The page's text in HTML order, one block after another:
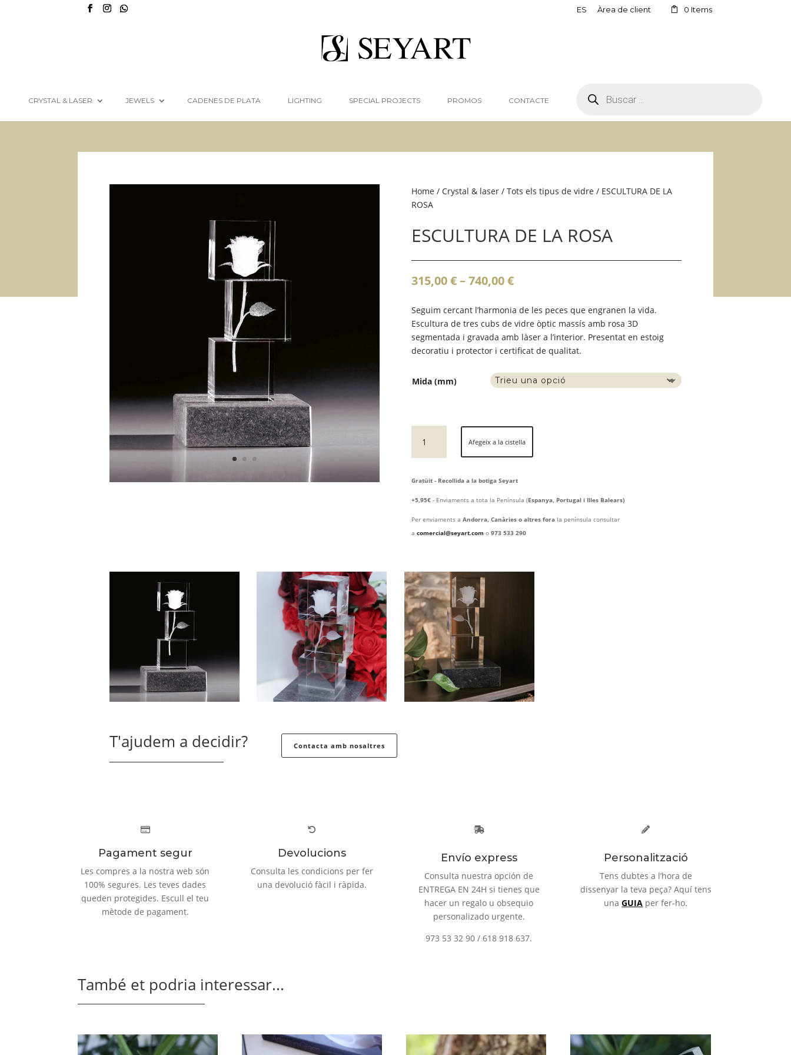
ES Àrea de client 0 Items
CRYSTAL & LASER JEWELS CADENES DE PLATA LIGHTING SPECIAL PROJECTS PROMOS CONTACTE SEARCH
Home/ Crystal & laser/ Tots els tipus de vidre/ ESCULTURA DE LA
ROSA
ESCULTURA DE LA ROSA
315,00€–740,00€Interval
preus:
315,00 €
a
740,00 €
Seguim cercant l’harmonia de les peces que engranen la vida.
Escultura de tres cubs de vidre òptic massís amb rosa 3D
segmentada i gravada amb làser a l’interior. Presentat en estoig
decoratiu i protector i certificat de qualitat.
Mida (mm)
ESCULTURA
LA
ROSA
Afegeix a la cistella
Gratüit - Recollida a la botiga Seyart
+5,95€- Enviaments a tota la Península (Espanya, Portugal i Illes Balears)
Per enviaments a Andorra, Canàries o altres forala península consultar
a comercial@seyart.com o 973 533 290
T'ajudem a decidir? Contacta amb nosaltres
Pagament segur
Les compres a la nostra web són
100% segures. Les teves dades
queden protegides. Escull el teu
mètode de pagament.
Devolucions
Consulta les condicions per fer
una devolució fàcil i ràpida.
Envío express
Consulta nuestra opción de
ENTREGA EN 24H si tienes que
hacer un regalo u obsequio
personalizado urgente.
973 53 32 90 / 618 918 637.
Personalització
Tens dubtes a l’hora de
dissenyar la teva peça? Aquí tens
unaGUIA per fer-ho.
També et podria interessar...